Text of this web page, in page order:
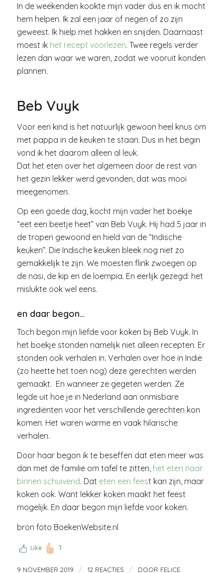
In de weekenden kookte mijn vader dus en ik mocht
hem helpen. Ik zal een jaar of negen of zo zijn
geweest. Ik hielp met hakken en snijden. Daarnaast
moest ik het recept voorlezen. Twee regels verder
lezen dan waar we waren, zodat we vooruit konden
plannen.
Beb Vuyk
Voor een kind is het natuurlijk gewoon heel knus om
met pappa in de keuken te staan. Dus in het begin
vond ik het daarom alleen al leuk.
Dat het eten over het algemeen door de rest van
het gezin lekker werd gevonden, dat was mooi
meegenomen.
Op een goede dag, kocht mijn vader het boekje
“eet een beetje heet” van Beb Vuyk. Hij had 5 jaar in
de tropen gewoond en hield van de “Indische
keuken”. Die Indische keuken bleek nog niet zo
gemakkelijk te zijn. We moesten flink zwoegen op
de nasi, de kip en de loempia. En eerlijk gezegd: het
mislukte ook wel eens.
en daar begon…
Toch begon mijn liefde voor koken bij Beb Vuyk. In
het boekje stonden namelijk niet alleen recepten. Er
stonden ook verhalen in. Verhalen over hoe in Indië
(zo heette het toen nog) deze gerechten werden
gemaakt. En wanneer ze gegeten werden. Ze
legde uit hoe je in Nederland aan onmisbare
ingrediënten voor het verschillende gerechten kon
komen. Het waren warme en vaak hilarische
verhalen.
Door haar begon ik te beseffen dat eten meer was
dan met de familie om tafel te zitten, het eten naar
binnen schuivend. Dat eten een feest kan zijn, maar
koken ook. Want lekker koken maakt het feest
mogelijk. En daar begon mijn liefde voor koken.
bron foto BoekenWebsite.nl
Like 1
9 NOVEMBER 2019 / 12 REACTIES / DOOR FELICE